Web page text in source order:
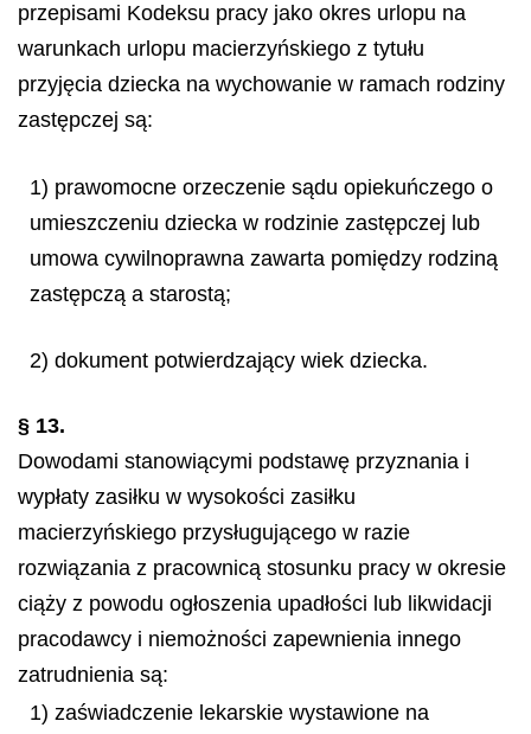
przepisami Kodeksu pracy jako okres urlopu na
warunkach urlopu macierzyńskiego z tytułu
przyjęcia dziecka na wychowanie w ramach rodziny
zastępczej są:
1) prawomocne orzeczenie sądu opiekuńczego o
umieszczeniu dziecka w rodzinie zastępczej lub
umowa cywilnoprawna zawarta pomiędzy rodziną
zastępczą a starostą;
2) dokument potwierdzający wiek dziecka.
§ 13.
Dowodami stanowiącymi podstawę przyznania i
wypłaty zasiłku w wysokości zasiłku
macierzyńskiego przysługującego w razie
rozwiązania z pracownicą stosunku pracy w okresie
ciąży z powodu ogłoszenia upadłości lub likwidacji
pracodawcy i niemożności zapewnienia innego
zatrudnienia są:
1) zaświadczenie lekarskie wystawione na